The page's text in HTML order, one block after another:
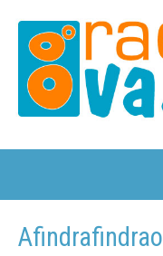
Afindrafindrao